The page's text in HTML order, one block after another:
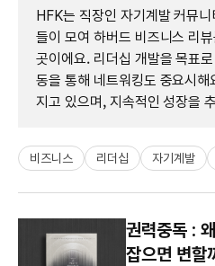
HFK는 직장인 자기계발 커뮤
들이 모여 하버드 비즈니스 리
곳이에요. 리더십 개발을 목표
동을 통해 네트워킹도 중요시
지고 있으며, 지속적인 성장을
비즈니스 리더십 자기계발
권력중독 :
잡으면 변할